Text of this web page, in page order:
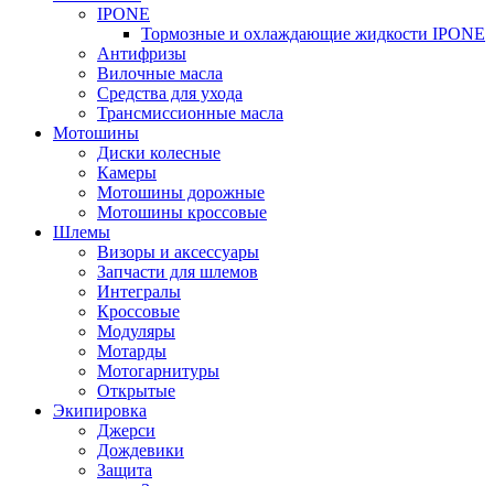
IPONE
Тормозные и охлаждающие жидкости IPONE
Антифризы
Вилочные масла
Средства для ухода
Трансмиссионные масла
Мотошины
Диски колесные
Камеры
Мотошины дорожные
Мотошины кроссовые
Шлемы
Визоры и аксессуары
Запчасти для шлемов
Интегралы
Кроссовые
Модуляры
Мотарды
Мотогарнитуры
Открытые
Экипировка
Джерси
Дождевики
Защита